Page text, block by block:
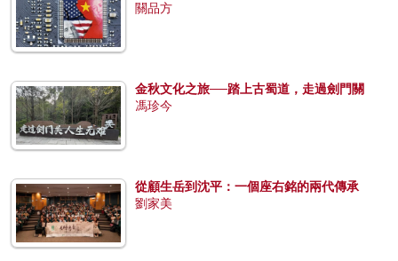
關品方
金秋文化之旅──踏上古蜀道，走過劍門關
馮珍今
從顧生岳到沈平：一個座右銘的兩代傳承
劉家美